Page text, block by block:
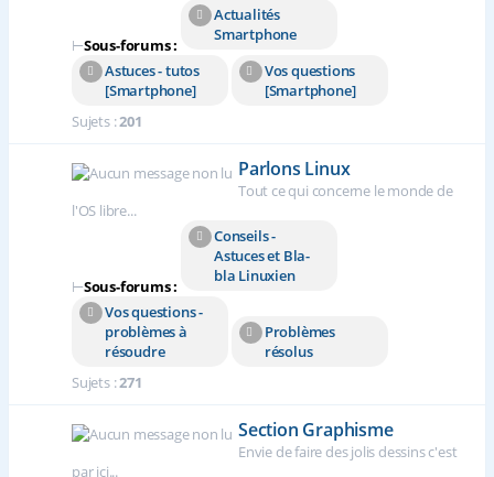
⊢Sous-forums :
Actualités
Smartphone
Astuces - tutos
[Smartphone]
Vos questions
[Smartphone]
Sujets :201
Parlons Linux
Tout ce qui concerne le monde de
l'OS libre...
⊢Sous-forums :
Conseils -
Astuces et Bla-
bla Linuxien
Vos questions -
problèmes à
résoudre
Problèmes
résolus
Sujets :271
Section Graphisme
Envie de faire des jolis dessins c'est
par ici...